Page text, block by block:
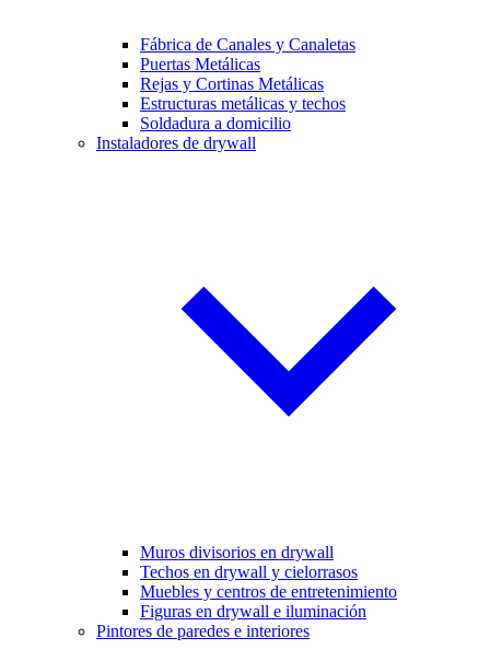
Fábrica de Canales y Canaletas
Puertas Metálicas
Rejas y Cortinas Metálicas
Estructuras metálicas y techos
Soldadura a domicilio
Instaladores de drywall
Muros divisorios en drywall
Techos en drywall y cielorrasos
Muebles y centros de entretenimiento
Figuras en drywall e iluminación
Pintores de paredes e interiores